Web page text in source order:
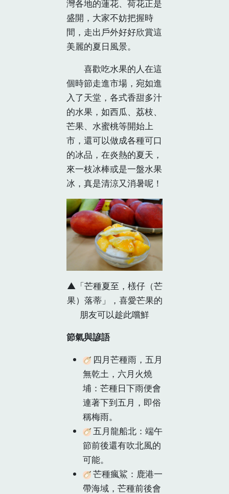
灣各地的蓮花、荷花正是
盛開，大家不妨把握時
間，走出戶外好好欣賞這
美麗的夏日風景。
喜歡吃水果的人在這
個時節走進市場，宛如進
入了天堂，各式香甜多汁
的水果，如西瓜、荔枝、
芒果、水蜜桃等開始上
市，還可以做成各種可口
的冰品，在炎熱的夏天，
來一枝冰棒或是一盤水果
冰，真是清涼又消暑呢！
▲「芒種夏至，檨仔（芒
果）落蒂」，喜愛芒果的
朋友可以趁此嚐鮮
節氣與諺語
四月芒種雨，五月
無乾土，六月火燒
埔： 芒種日下雨便會
連著下到五月，即俗
稱梅雨。
五月龍船北： 端午
節前後還有吹北風的
可能。
芒種瘋鯊： 鹿港一
帶海域，芒種前後會